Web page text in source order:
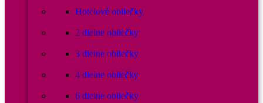
Hotelové obliečky
2 dielne obliečky
3 dielne obliečky
4 dielne obliečky
6 dielne obliečky